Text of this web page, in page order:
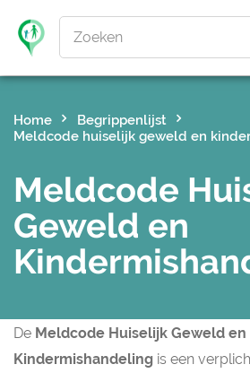
Zoeken
Home
Begrippenlijst
Meldcode huiselijk geweld en
Meldcode
Geweld en
De Meldcode Huiselijk Geweld en
Kindermishandeling is een